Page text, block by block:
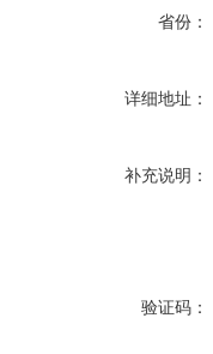
省份：
详细地址：
补充说明：
验证码：